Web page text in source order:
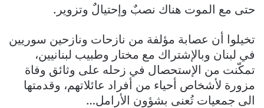
حتى مع الموت هناك نصبٌ وإحتيالٌ وتزوير.
تخيلوا أن عصابة مؤلفة من نازحات ونازحين سوريين
في لبنان وبالإشتراك مع مختار وطبيب لبنانيين،
تمكّنت من الإستحصال في زحله على وثائق وفاة
مزورة لأشخاص أحياء من أفراد عائلاتهم، وقدمتها
الى جمعيات تُعنى بشؤون الأرامل…